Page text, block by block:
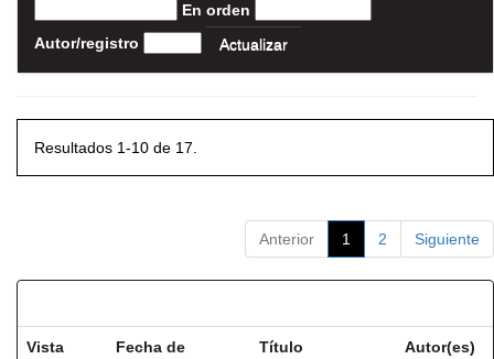
En orden
Autor/registro
Resultados 1-10 de 17.
Anterior 1 2 Siguiente
Vista
Fecha de
Título Autor(es)